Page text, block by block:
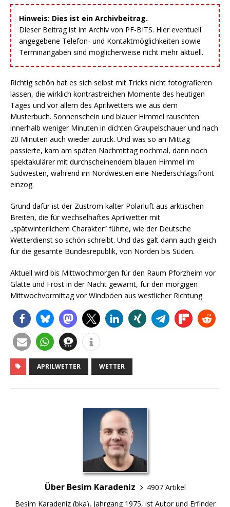
Hinweis: Dies ist ein Archivbeitrag.
Dieser Beitrag ist im Archiv von PF-BITS. Hier eventuell
angegebene Telefon- und Kontaktmöglichkeiten sowie
Terminangaben sind möglicherweise nicht mehr aktuell.
Richtig schön hat es sich selbst mit Tricks nicht fotografieren
lassen, die wirklich kontrastreichen Momente des heutigen
Tages und vor allem des Aprilwetters wie aus dem
Musterbuch. Sonnenschein und blauer Himmel rauschten
innerhalb weniger Minuten in dichten Graupelschauer und nach
20 Minuten auch wieder zurück. Und was so an Mittag
passierte, kam am späten Nachmittag nochmal, dann noch
spektakulärer mit durchscheinendem blauen Himmel im
Südwesten, während im Nordwesten eine Niederschlagsfront
einzog.
Grund dafür ist der Zustrom kalter Polarluft aus arktischen
Breiten, die für wechselhaftes Aprilwetter mit
„spätwinterlichem Charakter“ führte, wie der Deutsche
Wetterdienst so schön schreibt. Und das galt dann auch gleich
für die gesamte Bundesrepublik, von Norden bis Süden.
Aktuell wird bis Mittwochmorgen für den Raum Pforzheim vor
Glätte und Frost in der Nacht gewarnt, für den morgigen
Mittwochvormittag vor Windböen aus westlicher Richtung.
APRILWETTER WETTER
Über Besim Karadeniz
4907 Artikel
Besim Karadeniz (bka), Jahrgang 1975, ist Autor und Erfinder